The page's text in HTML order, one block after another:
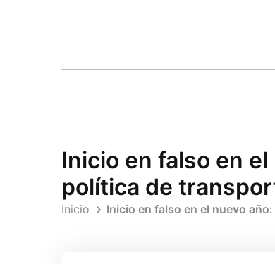
Inicio en falso en
política de
Inicio Inicio en falso en el nuevo